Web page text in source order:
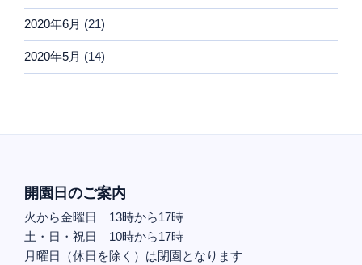
2020年6月 (21)
2020年5月 (14)
開園日のご案内
火から金曜日 13時から17時
土・日・祝日 10時から17時
月曜日（休日を除く）は閉園となります